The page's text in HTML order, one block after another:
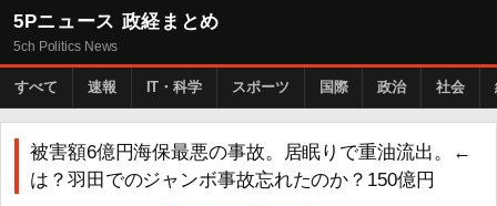
5Pニュース 政経まとめ
5ch Politics News
すべて 速報 IT・科学 スポーツ 国際 政治 社会
被害額6億円海保最悪の事故。居眠りで重油流出。←
は？羽田でのジャンボ事故忘れたのか？150億円